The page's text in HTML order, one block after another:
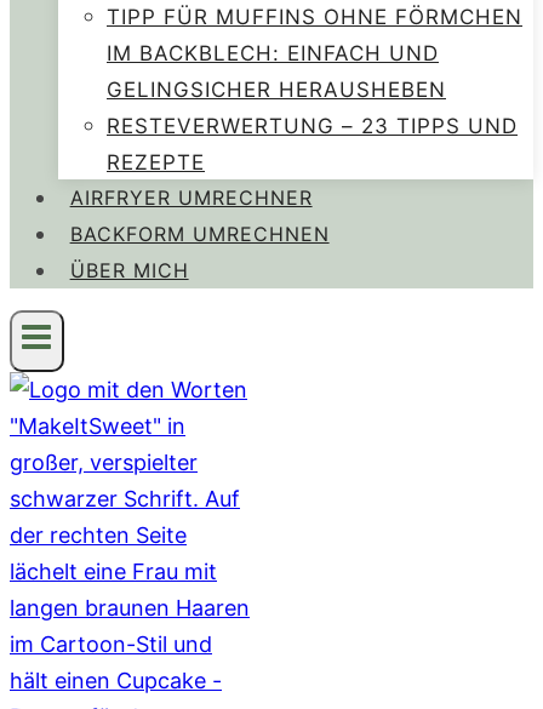
TIPP FÜR MUFFINS OHNE FÖRMCHEN
IM BACKBLECH: EINFACH UND
GELINGSICHER HERAUSHEBEN
RESTEVERWERTUNG – 23 TIPPS UND
REZEPTE
AIRFRYER UMRECHNER
BACKFORM UMRECHNEN
ÜBER MICH